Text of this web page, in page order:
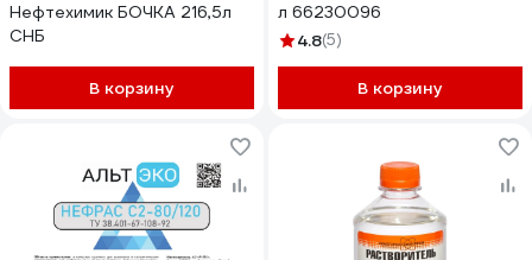
Нефтехимик БОЧКА 216,5л
СНБ
В корзину
л 66230096
4.8(5)
В корзину